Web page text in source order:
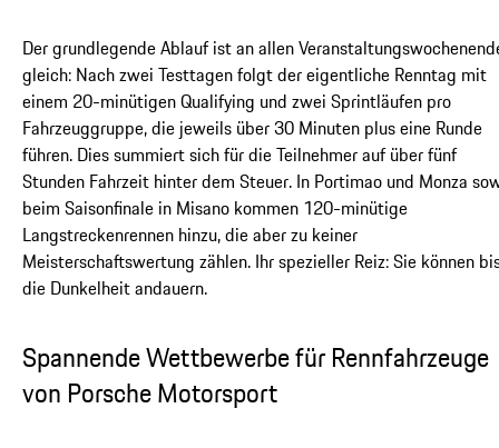
Der grundlegende Ablauf ist an allen
gleich: Nach zwei Testtagen folgt der eigentliche Renntag mit
einem 20-minütigen Qualifying und zwei Sprintläufen pro
Fahrzeuggruppe, die jeweils über 30 Minuten plus eine Runde
führen. Dies summiert sich für die Teilnehmer auf über fünf
Stunden Fahrzeit hinter dem Steuer. In Portimao und Monza
beim Saisonfinale in Misano kommen 120-minütige
Langstreckenrennen hinzu, die aber zu keiner
Meisterschaftswertung zählen. Ihr spezieller Reiz: Sie können
die Dunkelheit andauern.
Spannende Wettbewerbe für Rennfahrzeuge
von Porsche Motorsport